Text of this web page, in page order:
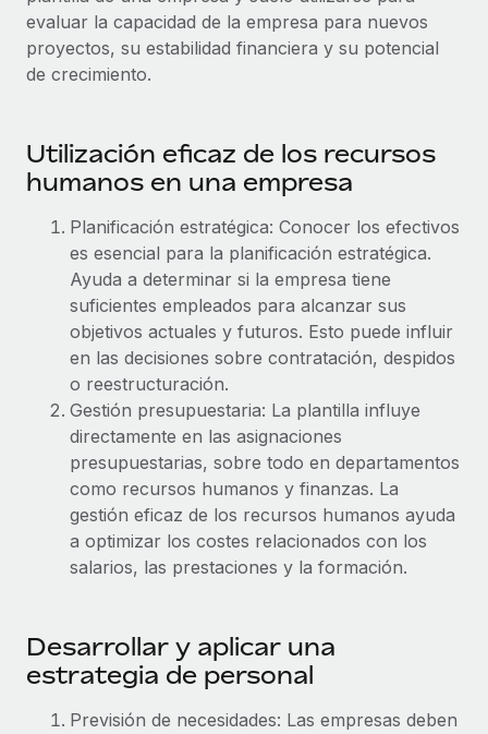
Contractor Management
Integra y gestiona a autónomos globalmente.
Conexión Remote
Integra los RR. HH. en tus flujos de trabajo sin
complicaciones.
Plataforma
Funciones esenciales de RR. HH. integradas para tu
equipo.
Conectar Nuevo
Conecta cualquier herramienta de IA con Remote
mediante nuestro MCP.
Optimiza los procesos con herramientas empresariales
esenciales.
SERVICIOS
Pregunta a un experto
Obtén ayuda de gente experta en RR. HH. globales
Compáranos con otras empresas.
Soluciones ágiles de RR. HH. globales y nóminas para
empresas en crecimiento.
Mediana empresa
Amplía tu equipo con soluciones de RR. HH.
personalizadas.
Empresa
RR. HH. globales para grandes empresas.
ASOCIARSE
Socios tecnológicos estratégicos
Integra la gestión de los RR. HH. globales en tu
Asociarse
Descubre oportunidades de colaborar con nosotros.
Consultoría de integraciones y automatización con IA.
CASOS PRÁCTICOS
Calculadora de pagos a autónomos
Descubre opciones de divisas y tiempos de pago para
APRENDIZAJE CON REMOTE
Casos prácticos
Glosario de RR. HH.
Listas de verificación y plantillas
Biblioteca de descripciones de puestos
Eventos
Sala de prensa
Información sobre salarios y talento
Obtén ayuda
Consulta todos los recursos
Nederlands
Deutsch
Italiano
Português (Portugal)
한국어
中文（简体）
Iniciar sesión
evaluar la capacidad de la empresa para nuevos
proyectos, su estabilidad financiera y su potencial
de crecimiento.
Utilización eficaz de los recursos
humanos en una empresa
Planificación estratégica: Conocer los efectivos
es esencial para la planificación estratégica.
Ayuda a determinar si la empresa tiene
suficientes empleados para alcanzar sus
objetivos actuales y futuros. Esto puede influir
en las decisiones sobre contratación, despidos
o reestructuración.
Gestión presupuestaria: La plantilla influye
directamente en las asignaciones
presupuestarias, sobre todo en departamentos
como recursos humanos y finanzas. La
gestión eficaz de los recursos humanos ayuda
a optimizar los costes relacionados con los
salarios, las prestaciones y la formación.
Desarrollar y aplicar una
estrategia de personal
Previsión de necesidades: Las empresas deben